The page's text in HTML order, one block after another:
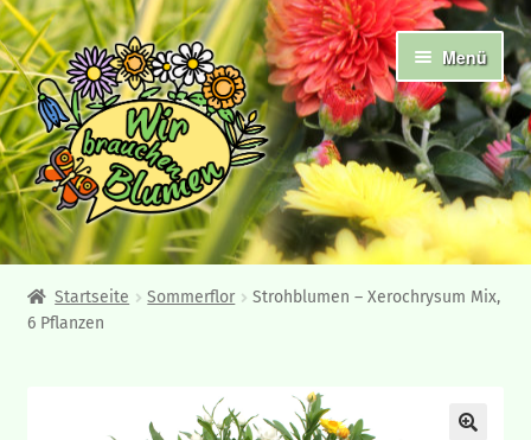
Zur
Navigation
springen
Zum
Inhalt
springen
Menü
Abholshop
Angebote und Neuheiten
Startseite Sommerflor
Strohblumen – Xerochrysum Mix,
6 Pflanzen